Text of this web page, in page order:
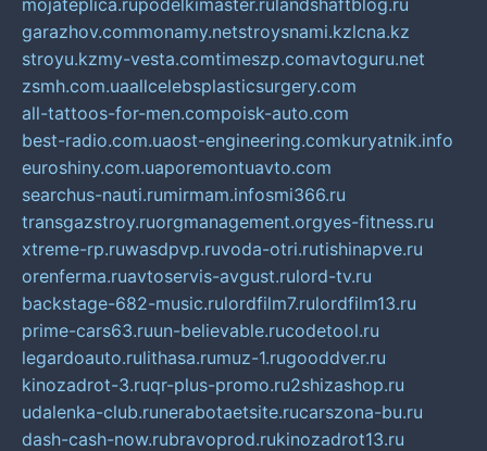
mojateplica.rupodelkimaster.rulandshaftblog.ru
garazhov.commonamy.netstroysnami.kzlcna.kz
stroyu.kzmy-vesta.comtimeszp.comavtoguru.net
zsmh.com.uaallcelebsplasticsurgery.com
all-tattoos-for-men.compoisk-auto.com
best-radio.com.uaost-engineering.comkuryatnik.info
euroshiny.com.uaporemontuavto.com
searchus-nauti.rumirmam.infosmi366.ru
transgazstroy.ruorgmanagement.orgyes-fitness.ru
xtreme-rp.ruwasdpvp.ruvoda-otri.rutishinapve.ru
orenferma.ruavtoservis-avgust.rulord-tv.ru
backstage-682-music.rulordfilm7.rulordfilm13.ru
prime-cars63.ruun-believable.rucodetool.ru
legardoauto.rulithasa.rumuz-1.rugooddver.ru
kinozadrot-3.ruqr-plus-promo.ru2shizashop.ru
udalenka-club.runerabotaetsite.rucarszona-bu.ru
dash-cash-now.rubravoprod.rukinozadrot13.ru